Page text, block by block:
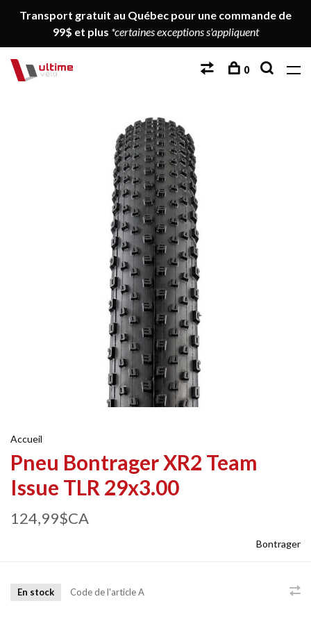
Transport gratuit au Québec pour une commande de
99$ et plus *certaines exceptions s'appliquent
0
Accueil
Pneu Bontrager XR2 Team
Issue TLR 29x3.00
124,99$CA
Bontrager
En stock Code de l'articleA